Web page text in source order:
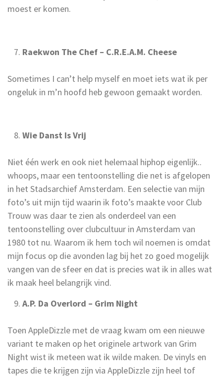
moest er komen.
Raekwon The Chef – C.R.E.A.M. Cheese
Sometimes I can’t help myself en moet iets wat ik per
ongeluk in m’n hoofd heb gewoon gemaakt worden.
Wie Danst Is Vrij
Niet één werk en ook niet helemaal hiphop eigenlijk..
whoops, maar een tentoonstelling die net is afgelopen
in het Stadsarchief Amsterdam. Een selectie van mijn
foto’s uit mijn tijd waarin ik foto’s maakte voor Club
Trouw was daar te zien als onderdeel van een
tentoonstelling over clubcultuur in Amsterdam van
1980 tot nu. Waarom ik hem toch wil noemen is omdat
mijn focus op die avonden lag bij het zo goed mogelijk
vangen van de sfeer en dat is precies wat ik in alles wat
ik maak heel belangrijk vind.
A.P. Da Overlord – Grim Night
Toen AppleDizzle met de vraag kwam om een nieuwe
variant te maken op het originele artwork van Grim
Night wist ik meteen wat ik wilde maken. De vinyls en
tapes die te krijgen zijn via AppleDizzle zijn heel tof